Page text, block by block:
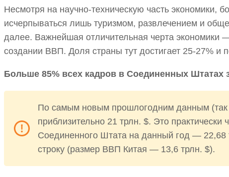
Несмотря на научно-техническую часть экономики,
исчерпываться лишь туризмом, развлечением и
далее. Важнейшая отличительная черта экономики
создании ВВП. Доля страны тут достигает 25-27% и
Больше 85% всех кадров в Соединенных Штатах
По самым новым прошлогодним данным (так
приблизительно 21 трлн. $. Это
Соединенного Штата на данный год — 22,68
строку (размер ВВП Китая — 13,6 трлн. $).